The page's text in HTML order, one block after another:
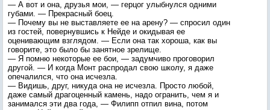
— А вот и она, друзья мои, — герцог улыбнулся одними
губами. — Прекрасный боец.
— Почему вы не выставляете ее на арену? — спросил один
из гостей, повернувшись к Нейде и окидывая ее
оценивающим взглядом. — Если она так хороша, как вы
говорите, это было бы занятное зрелище.
— Я помню некоторые ее бои, — задумчиво проговорил
другой. — И когда Монт распродал свою школу, я даже
опечалился, что она исчезла.
— Видишь, друг, никуда она не исчезла. Просто любой,
даже самый драгоценный камень, надо огранить, чем я и
занимался эти два года, — Филипп отпил вина, потом